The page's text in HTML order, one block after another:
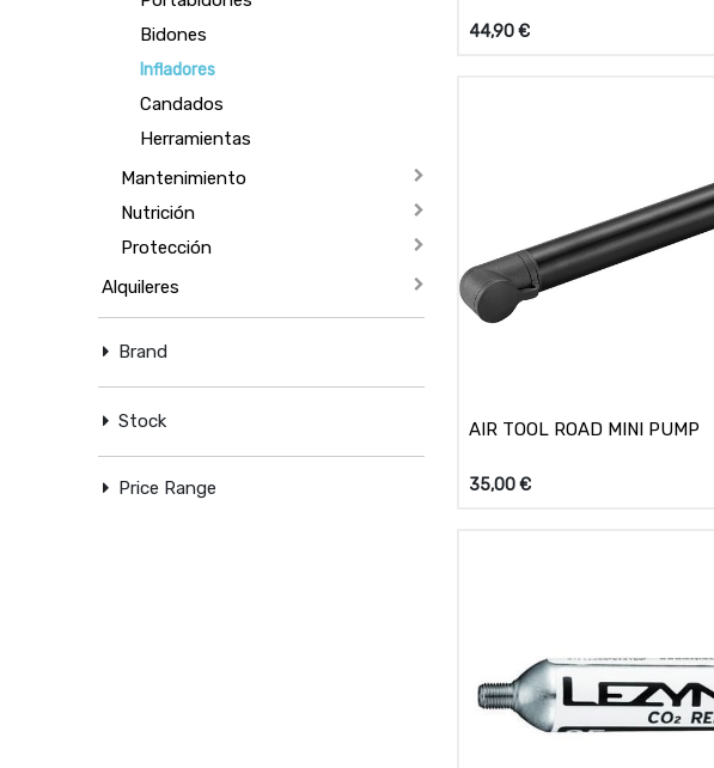
Bidones
Infladores
Candados
Herramientas
Mantenimiento
Nutrición
Protección
Alquileres
Brand
Stock
Price Range
44,90€
AIR TOOL ROAD MINI PUMP
35,00€